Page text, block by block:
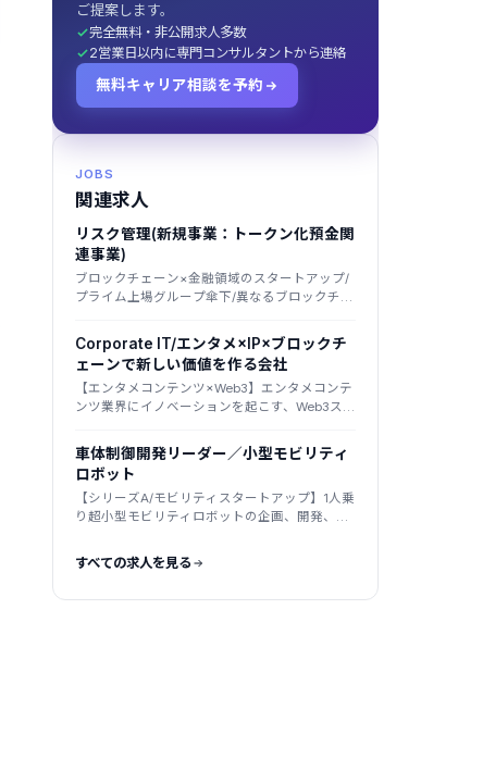
ご提案します。
完全無料・非公開求人多数
2営業日以内に専門コンサルタントから連絡
無料キャリア相談を予約
JOBS
関連求人
リスク管理(新規事業：トークン化預金関
連事業)
ブロックチェーン×金融領域のスタートアップ/
プライム上場グループ傘下/異なるブロックチェ
術が強み
Corporate IT/エンタメ×IP×ブロックチ
ェーンで新しい価値を作る会社
【エンタメコンテンツ×Web3】エンタメコンテ
ンツ業界にイノベーションを起こす、Web3スタ
車体制御開発リーダー／小型モビリティ
ロボット
【シリーズA/モビリティスタートアップ】1人乗
り超小型モビリティロボットの企画、開発、製
すべての求人を見る